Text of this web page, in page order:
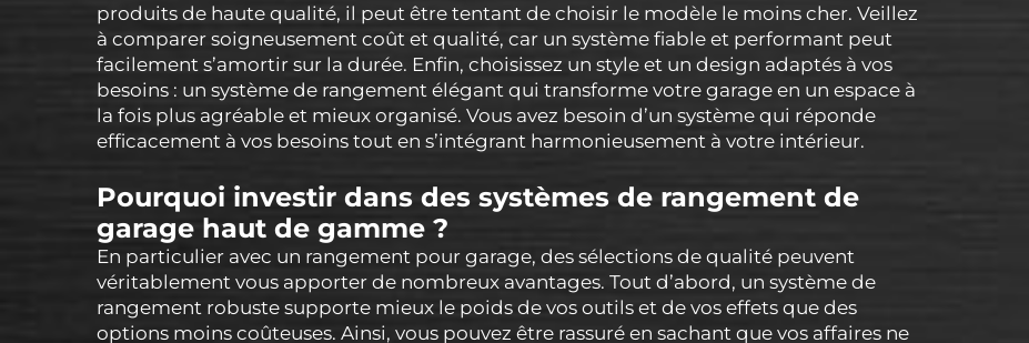
produits de haute qualité, il peut être tentant de choisir le modèle le moins cher. Veillez
à comparer soigneusement coût et qualité, car un système fiable et performant peut
facilement s’amortir sur la durée. Enfin, choisissez un style et un design adaptés à vos
besoins : un système de rangement élégant qui transforme votre garage en un espace à
la fois plus agréable et mieux organisé. Vous avez besoin d’un système qui réponde
efficacement à vos besoins tout en s’intégrant harmonieusement à votre intérieur.
Pourquoi investir dans des systèmes de rangement de
garage haut de gamme ?
En particulier avec un rangement pour garage, des sélections de qualité peuvent
véritablement vous apporter de nombreux avantages. Tout d’abord, un système de
rangement robuste supporte mieux le poids de vos outils et de vos effets que des
options moins coûteuses. Ainsi, vous pouvez être rassuré en sachant que vos affaires ne